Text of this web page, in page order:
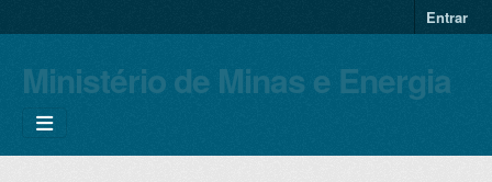
Entrar
Ministério de Minas e Energia